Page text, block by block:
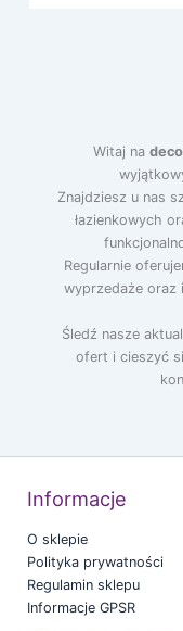
Witaj na
Znajdziesz u nas
łazienkowych
Regularnie
wyprzedaże oraz
Śledź nasze
ofert i cieszyć
Informacje
O sklepie
Polityka prywatności
Regulamin sklepu
Informacje GPSR